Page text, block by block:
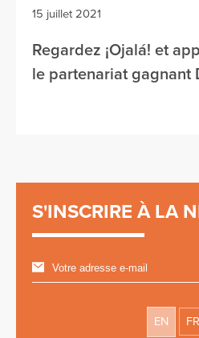
15 juillet 2021
Regardez ¡Ojalá! et
le partenariat gagnant
S'INSCRIRE À LA
EN FR